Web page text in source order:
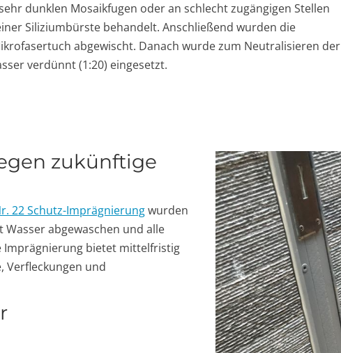
dunklen Mosaikfugen oder an schlecht zugängigen Stellen
Siliziumbürste behandelt. Anschließend wurden die
abgewischt. Danach wurde zum Neutralisieren der
verdünnt (1:20) eingesetzt.
zukünftige
22 Schutz-Imprägnierungwurden
abgewaschen und alle
Imprägnierung bietet mittelfristig
Verfleckungen und